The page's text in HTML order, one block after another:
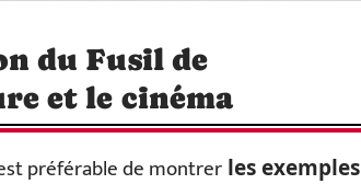
du Fusil de
et le cinéma
préférable de montrer les exemples